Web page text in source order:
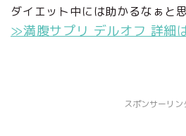
ダイエット中には助かるなぁと
≫満腹サプリ デルオフ 詳細
スポンサーリン